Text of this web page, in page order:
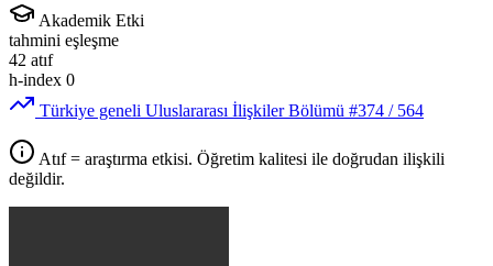
Akademik Etki
tahmini eşleşme
42 atıf
h-index 0
Türkiye geneli Uluslararası İlişkiler Bölümü #374 / 564
Atıf = araştırma etkisi. Öğretim kalitesi ile doğrudan ilişkili
değildir.